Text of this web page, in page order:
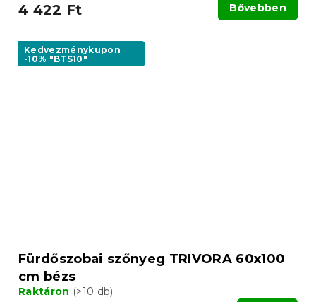
4 422 Ft Bővebben
Kedvezménykupon
-10% "BTS10"
Fürdőszobai szőnyeg TRIVORA 60x100
cm bézs
Raktáron (>10 db)